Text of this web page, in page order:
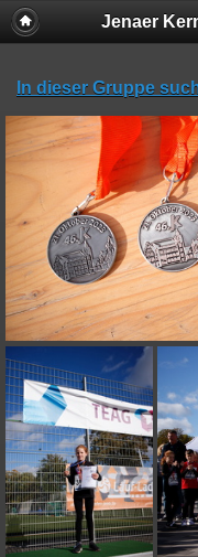
Jenaer
In dieser Gruppe